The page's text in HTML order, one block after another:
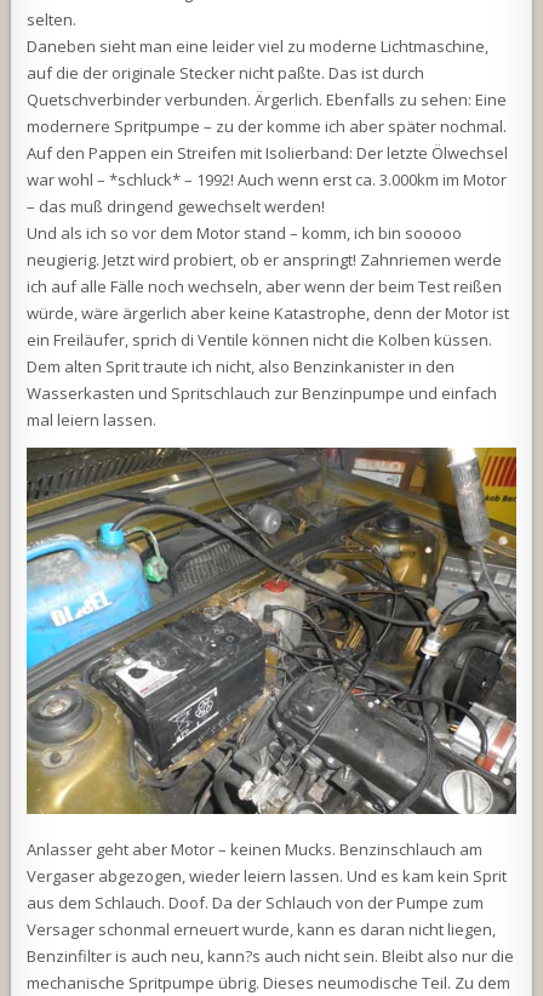
selten.
Daneben sieht man eine leider viel zu moderne Lichtmaschine,
auf die der originale Stecker nicht paßte. Das ist durch
Quetschverbinder verbunden. Ärgerlich. Ebenfalls zu sehen: Eine
modernere Spritpumpe – zu der komme ich aber später nochmal.
Auf den Pappen ein Streifen mit Isolierband: Der letzte Ölwechsel
war wohl – *schluck* – 1992! Auch wenn erst ca. 3.000km im Motor
– das muß dringend gewechselt werden!
Und als ich so vor dem Motor stand – komm, ich bin sooooo
neugierig. Jetzt wird probiert, ob er anspringt! Zahnriemen werde
ich auf alle Fälle noch wechseln, aber wenn der beim Test reißen
würde, wäre ärgerlich aber keine Katastrophe, denn der Motor ist
ein Freiläufer, sprich di Ventile können nicht die Kolben küssen.
Dem alten Sprit traute ich nicht, also Benzinkanister in den
Wasserkasten und Spritschlauch zur Benzinpumpe und einfach
mal leiern lassen.
Anlasser geht aber Motor – keinen Mucks. Benzinschlauch am
Vergaser abgezogen, wieder leiern lassen. Und es kam kein Sprit
aus dem Schlauch. Doof. Da der Schlauch von der Pumpe zum
Versager schonmal erneuert wurde, kann es daran nicht liegen,
Benzinfilter is auch neu, kann?s auch nicht sein. Bleibt also nur die
mechanische Spritpumpe übrig. Dieses neumodische Teil. Zu dem